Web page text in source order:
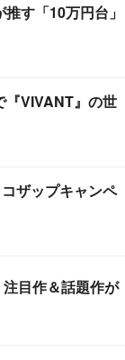
推す「10万円台」
『VIVANT』の世
ザップキャンペ
目作＆話題作が